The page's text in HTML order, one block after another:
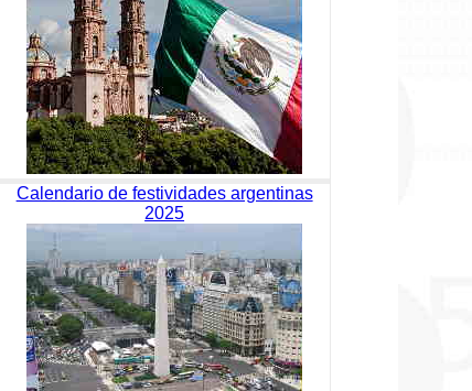
Calendario de festividades argentinas
2025